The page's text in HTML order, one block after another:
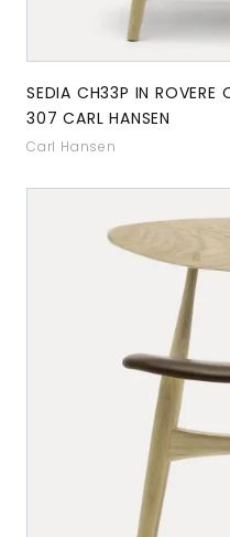
SEDIA CH33P IN ROVERE
307 CARL HANSEN
Carl Hansen